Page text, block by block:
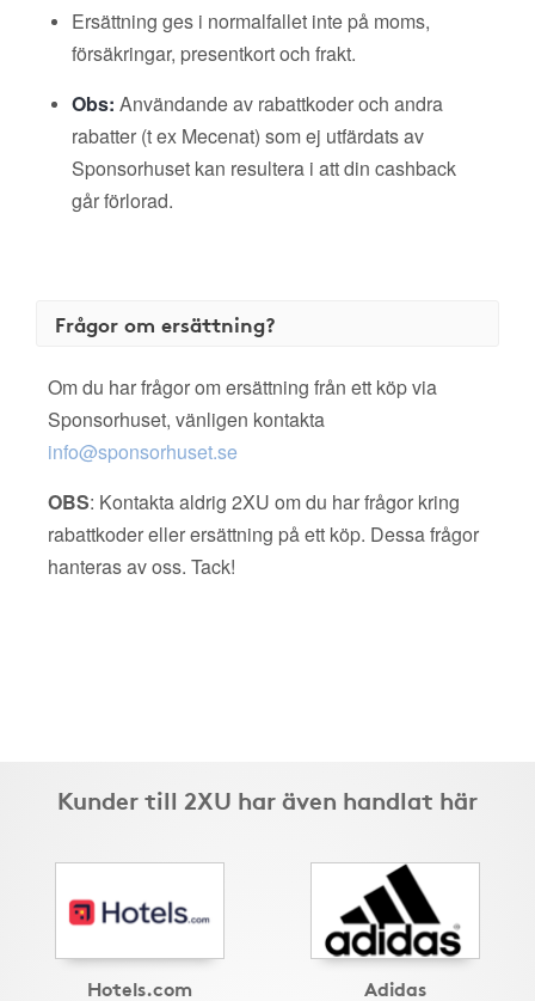
Ersättning ges i normalfallet inte på moms,
försäkringar, presentkort och frakt.
Obs: Användande av rabattkoder och andra
rabatter (t ex Mecenat) som ej utfärdats av
Sponsorhuset kan resultera i att din cashback
går förlorad.
Frågor om ersättning?
Om du har frågor om ersättning från ett köp via
Sponsorhuset, vänligen kontakta
info@sponsorhuset.se
OBS: Kontakta aldrig 2XU om du har frågor kring
rabattkoder eller ersättning på ett köp. Dessa frågor
hanteras av oss. Tack!
Kunder till 2XU har även handlat här
Hotels.com Adidas